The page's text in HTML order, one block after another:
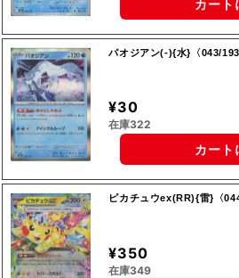
カート
パオジアン(-){水}〈043/
¥30
在庫322
カート
ピカチュウex(RR){雷}〈
¥350
在庫349